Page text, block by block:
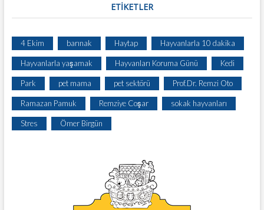
ETIKETLER
4 Ekim barınak Haytap Hayvanlarla 10 dakika
Hayvanlarla yaşamak Hayvanları Koruma Günü Kedi
Park pet mama pet sektörü Prof.Dr. Remzi Oto
Ramazan Pamuk Remziye Coşar sokak hayvanları
Stres Ömer Birgün